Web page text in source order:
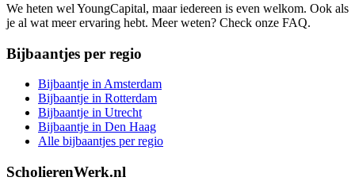
We heten wel YoungCapital, maar iedereen is even welkom. Ook als
je al wat meer ervaring hebt. Meer weten? Check onze FAQ.
Bijbaantjes per regio
Bijbaantje in Amsterdam
Bijbaantje in Rotterdam
Bijbaantje in Utrecht
Bijbaantje in Den Haag
Alle bijbaantjes per regio
ScholierenWerk.nl